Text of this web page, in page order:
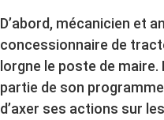
D’abord, mécanicien et
concessionnaire de
lorgne le poste de
partie de son
d’axer ses actions sur